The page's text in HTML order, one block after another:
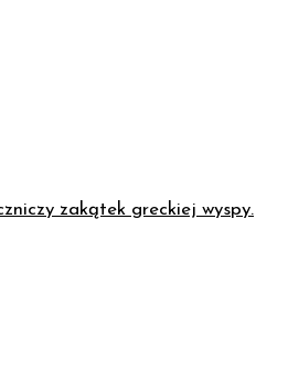
zakątek greckiej wyspy.